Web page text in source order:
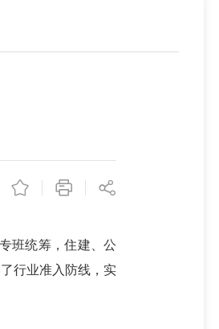
班统筹，住建、公
行业准入防线，实